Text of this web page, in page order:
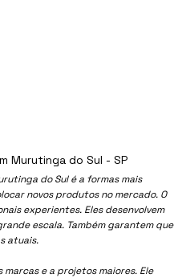
do Sul é a formas mais
novos produtos no mercado. O
experientes. Eles desenvolvem
escala. Também garantem que
atuais.
e a projetos maiores. Ele
Murutinga do Sul - SP